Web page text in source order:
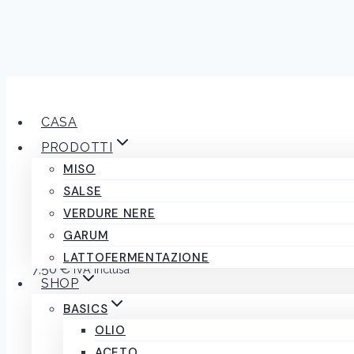
contenuto
CASA
PRODOTTI
MISO
SALSE
VERDURE NERE
GARUM
LATTOFERMENTAZIONE
SHOP
BASICS
OLIO
Olive “Celline”
7,50 € IVA inclusa
Esaurito
OLCS0550X6